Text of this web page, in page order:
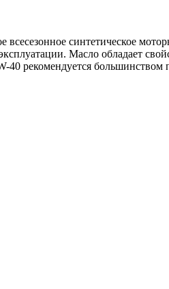
всесезонное синтетическое
Масло обладает
40 рекомендуется большинством